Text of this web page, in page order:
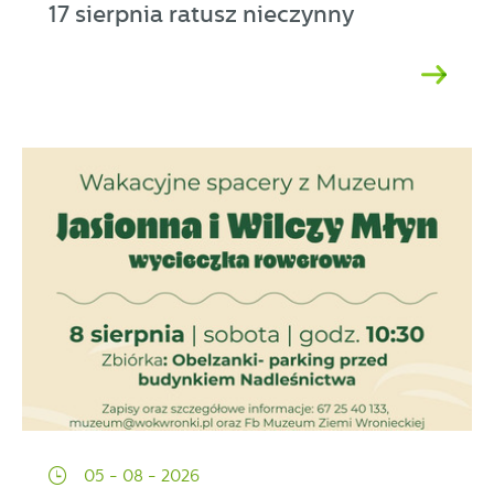
17 sierpnia ratusz nieczynny
05 - 08 - 2026